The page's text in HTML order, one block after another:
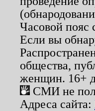
Часовой пояс
Если вы
общества,
женщин. 16+
СМИ не
Адреса сайта: